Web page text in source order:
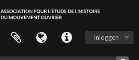
Inloggen